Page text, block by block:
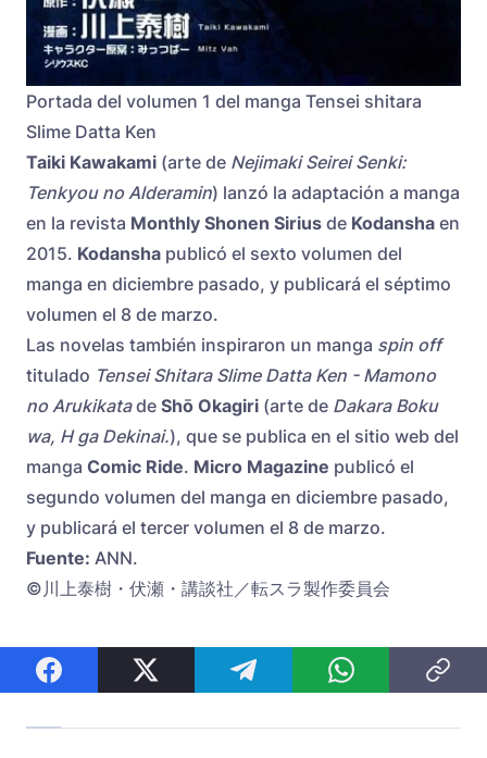
Portada del volumen 1 del manga Tensei shitara
Slime Datta Ken
Taiki Kawakami (arte de Nejimaki Seirei Senki:
Tenkyou no Alderamin) lanzó la adaptación a manga
en la revista Monthly Shonen Sirius de Kodansha en
2015. Kodansha publicó el sexto volumen del
manga en diciembre pasado, y publicará el séptimo
volumen el 8 de marzo.
Las novelas también inspiraron un manga spin off
titulado Tensei Shitara Slime Datta Ken - Mamono
no Arukikatade Shō Okagiri (arte de Dakara Boku
wa, H ga Dekinai.), que se publica en el sitio web del
manga Comic Ride. Micro Magazine publicó el
segundo volumen del manga en diciembre pasado,
y publicará el tercer volumen el 8 de marzo.
Fuente: ANN.
©川上泰樹・伏瀬・講談社／転スラ製作委員会